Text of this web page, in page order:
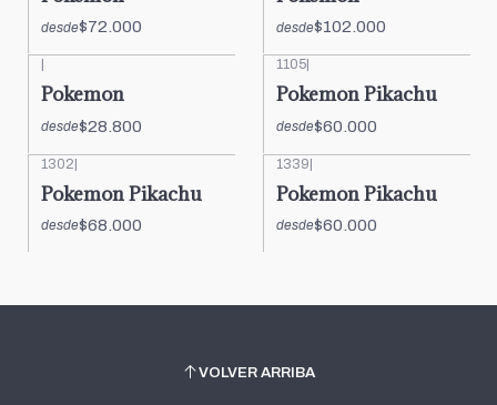
desde$72.000 desde$102.000
Pokemon
desde$28.800
1105
Pokemon Pikachu
desde$60.000
1302|
Pokemon Pikachu
desde$68.000
1339|
Pokemon Pikachu
desde$60.000
VOLVER ARRIBA